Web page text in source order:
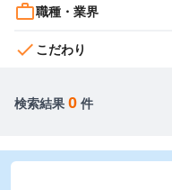
work_outline職種・業界
check こだわり
検索結果 0 件